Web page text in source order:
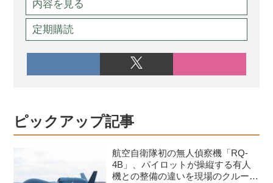
内容を見る
定期購読
ピックアップ記事
航空自衛隊初の無人偵察機「RQ-
4B」、パイロットが操縦する有人
機との整備の違いを現場のクルーが